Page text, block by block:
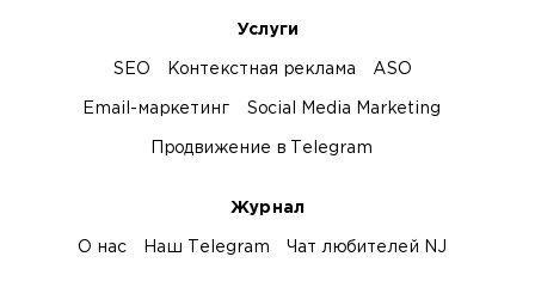
Услуги
SEO Контекстная реклама ASO
Email-маркетинг Social Media Marketing
Продвижение в Telegram
Журнал
О нас Наш Telegram Чат любителей NJ